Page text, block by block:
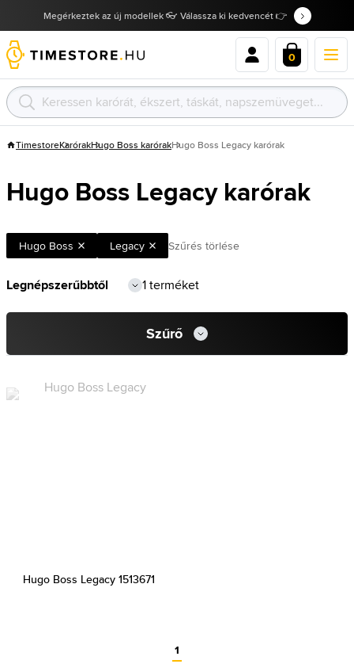
Megérkeztek az új modellek 👓 Válassza ki kedvencét 👉
0
TimestoreKarórakHugo Boss karórakHugo Boss Legacy karórak
Hugo Boss Legacy karórak
Hugo Boss Legacy Szűrés törlése
1 terméket
Szűrő
Hugo Boss Legacy 1513671
1